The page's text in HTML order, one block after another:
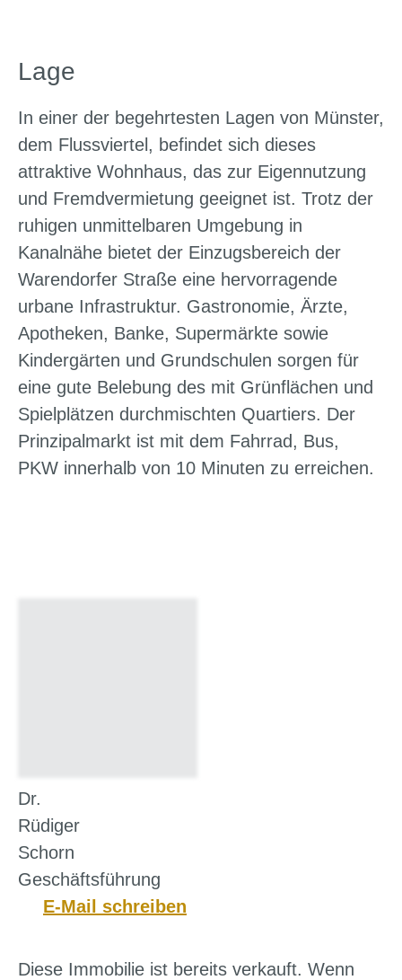
Lage
In einer der begehrtesten Lagen von Münster,
dem Flussviertel, befindet sich dieses
attraktive Wohnhaus, das zur Eigennutzung
und Fremdvermietung geeignet ist. Trotz der
ruhigen unmittelbaren Umgebung in
Kanalnähe bietet der Einzugsbereich der
Warendorfer Straße eine hervorragende
urbane Infrastruktur. Gastronomie, Ärzte,
Apotheken, Banke, Supermärkte sowie
Kindergärten und Grundschulen sorgen für
eine gute Belebung des mit Grünflächen und
Spielplätzen durchmischten Quartiers. Der
Prinzipalmarkt ist mit dem Fahrrad, Bus,
PKW innerhalb von 10 Minuten zu erreichen.
Dr.
Rüdiger
Schorn
Geschäftsführung
E-Mail schreiben
Diese Immobilie ist bereits verkauft. Wenn